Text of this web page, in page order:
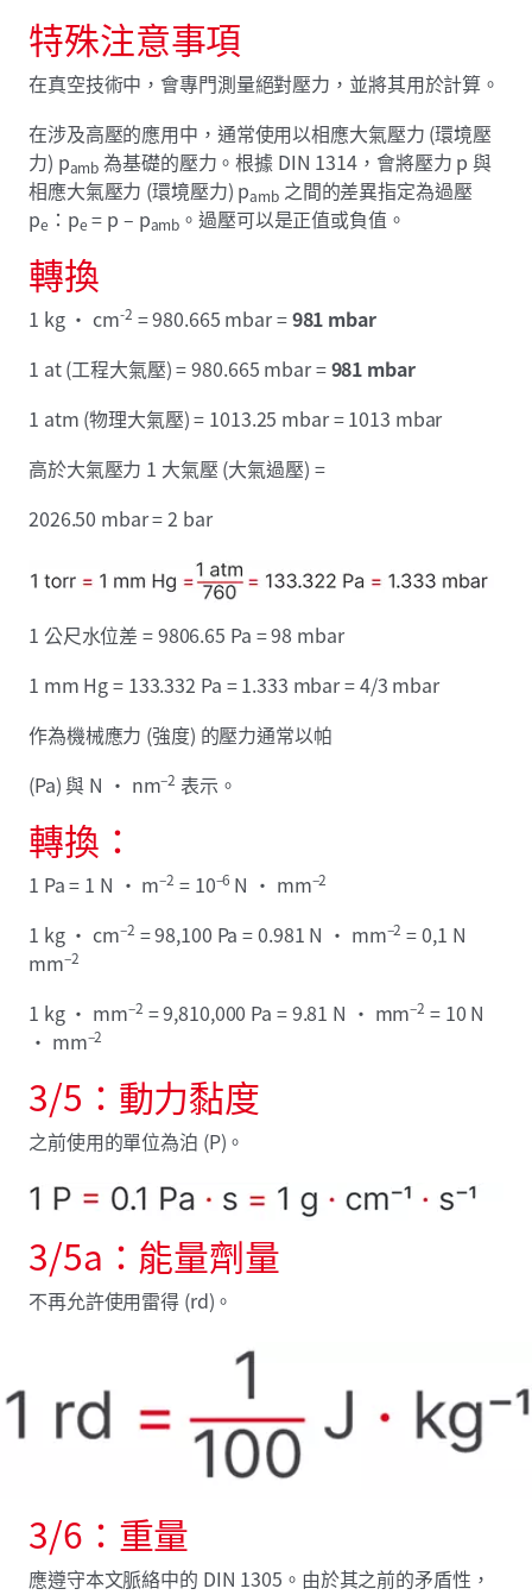
特殊注意事項
在真空技術中，會專門測量絕對壓力，並將其用於計算。
在涉及高壓的應用中，通常使用以相應大氣壓力 (環境壓
力) pamb 為基礎的壓力。根據 DIN 1314，會將壓力 p 與
相應大氣壓力 (環境壓力) pamb之間的差異指定為過壓
pe ：pe = p – pamb 。過壓可以是正值或負值。
轉換
1 kg · cm-2 = 980.665 mbar =981 mbar
1 at (工程大氣壓) = 980.665 mbar =981 mbar
1 atm (物理大氣壓) = 1013.25 mbar = 1013 mbar
高於大氣壓力 1 大氣壓 (大氣過壓) =
2026.50 mbar = 2 bar
1 公尺水位差 = 9806.65 Pa = 98 mbar
1 mm Hg = 133.332 Pa = 1.333 mbar = 4/3 mbar
作為機械應力 (強度) 的壓力通常以帕
(Pa) 與 N · nm–2 表示。
轉換：
1 Pa = 1 N · m–2 = 10–6 N · mm–2
1 kg · cm–2 = 98,100 Pa = 0.981 N · mm–2 = 0,1 N
mm–2
1 kg · mm–2 = 9,810,000 Pa = 9.81 N · mm–2 = 10 N
· mm–2
3/5：動力黏度
之前使用的單位為泊 (P)。
3/5a：能量劑量
不再允許使用雷得 (rd)。
3/6：重量
應遵守本文脈絡中的 DIN 1305。由於其之前的矛盾性，